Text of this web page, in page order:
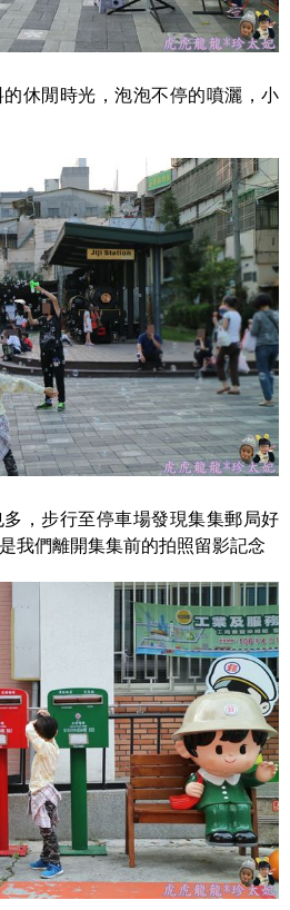
休閒時光，泡泡不停的噴灑，小
，步行至停車場發現集集郵局好
我們離開集集前的拍照留影記念